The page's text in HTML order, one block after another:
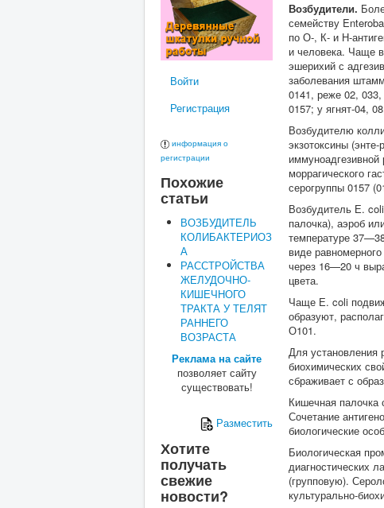
Войти
Регистрация
информация о
регистрации
Похожие
статьи
ВОЗБУДИТЕЛЬ
КОЛИБАКТЕРИОЗ
А
РАССТРОЙСТВА
ЖЕЛУДОЧНО-
КИШЕЧНОГО
ТРАКТА У ТЕЛЯТ
РАННЕГО
ВОЗРАСТА
Реклама на сайте
позволяет сайту
существовать!
Разместить
Хотите
получать
свежие
новости?
Возбудители.
семейству
по О-, К- и Н-
и человека. Чаще
эшерихий с
заболевания
0141, реже 02,
0157; у ягнят-04,
Возбудителю
экзотоксины
моррагического
серогруппы 0157
Возбудитель Е.
палочка), аэроб
температуре
виде
через 16—20 ч
цвета.
Чаще Е. coli
образуют,
О101.
Для установления
биохимических
сбраживает с
Кишечная
Сочетание
биологические
Биологическая
диагностических
(групповую).
культурально-